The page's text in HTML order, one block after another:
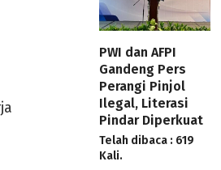
PWI dan AFPI
Gandeng Pers
Perangi Pinjol
Ilegal, Literasi
Pindar Diperkuat
Telah dibaca : 619
Kali.